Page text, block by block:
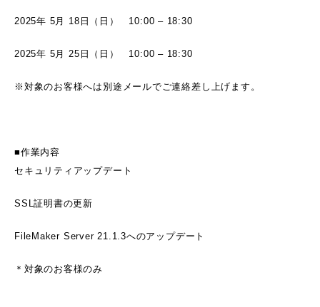
2025年 5月 18日（日） 10:00 – 18:30
2025年 5月 25日（日） 10:00 – 18:30
※対象のお客様へは別途メールでご連絡差し上げます。
■作業内容
セキュリティアップデート
SSL証明書の更新
FileMaker Server 21.1.3へのアップデート
＊対象のお客様のみ